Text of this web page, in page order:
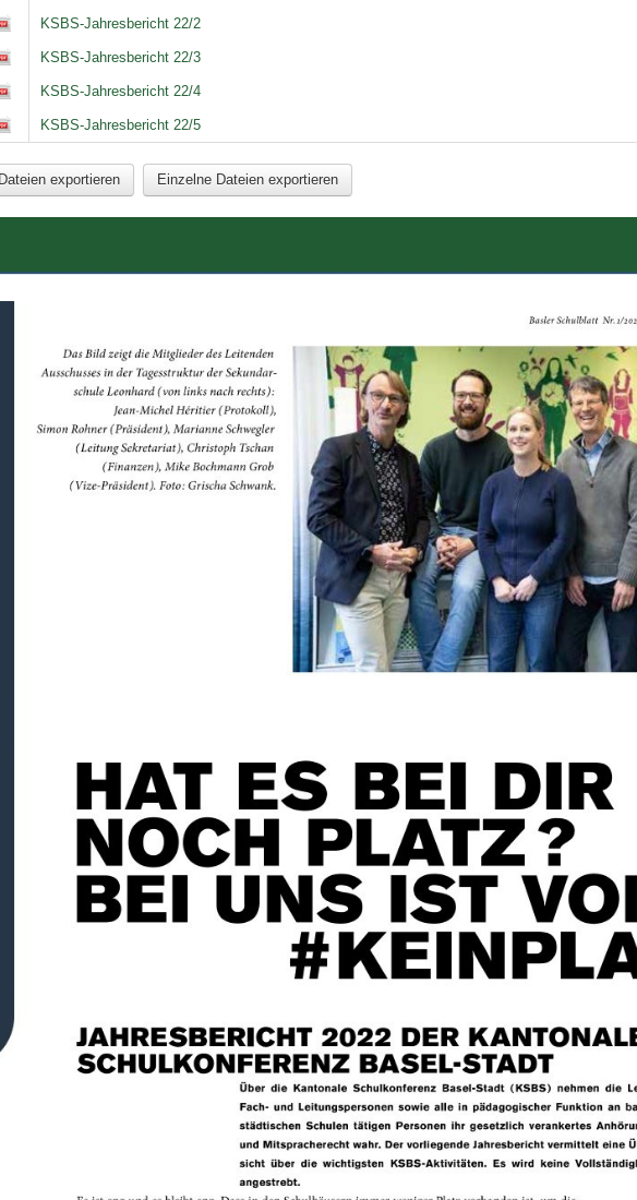
KSBS-Jahresbericht 22/2
KSBS-Jahresbericht 22/3
KSBS-Jahresbericht 22/4
KSBS-Jahresbericht 22/5
Dateien exportieren Einzelne Dateien exportieren